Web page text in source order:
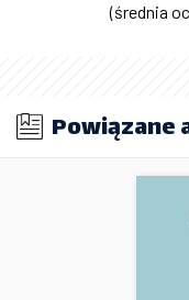
(średnia
Powiązane